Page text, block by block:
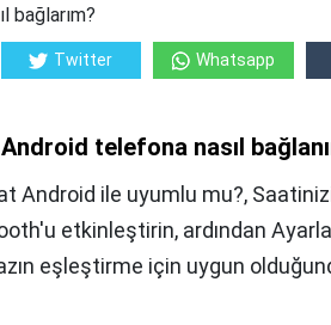
bağlarım?
Twitter Whatsapp
telefona nasıl
Android ile uyumlu mu?,
etkinleştirin, ardından
eşleştirme için uygun